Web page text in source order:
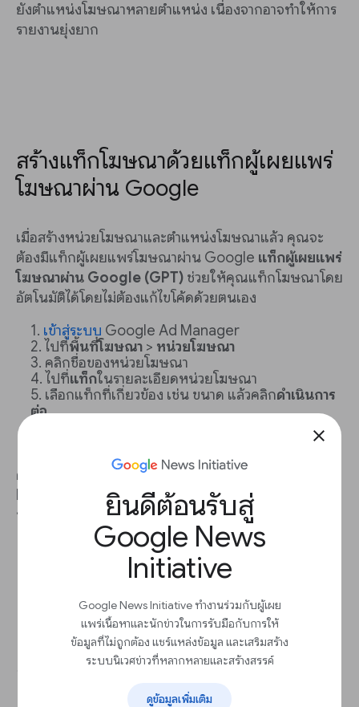
close
ยินดีต้อนรับสู่
Google News
Initiative
Google News Initiative ทำงานร่วมกับผู้เผย
แพร่เนื้อหาและนักข่าวในการรับมือกับการให้
ข้อมูลที่ไม่ถูกต้อง แชร์แหล่งข้อมูล และเสริมสร้าง
ระบบนิเวศข่าวที่หลากหลายและสร้างสรรค์
ดูข้อมูลเพิ่มเติม
ยังตำแหน่งโฆษณาหลายตำแหน่ง เนื่องจากอาจทำให้การ
รายงานยุ่งยาก
สร้างแท็กโฆษณาด้วยแท็กผู้เผยแพร่
โฆษณาผ่าน Google
เมื่อสร้างหน่วยโฆษณาและตำแหน่งโฆษณาแล้ว คุณจะ
ต้องมีแท็กผู้เผยแพร่โฆษณาผ่าน Google แท็กผู้เผยแพร่
โฆษณาผ่าน Google (GPT) ช่วยให้คุณแท็กโฆษณาโดย
อัตโนมัติได้โดยไม่ต้องแก้ไขโค้ดด้วยตนเอง
เข้าสู่ระบบ Google Ad Manager
ไปที่พื้นที่โฆษณา > หน่วยโฆษณา
คลิกชื่อของหน่วยโฆษณา
ไปที่แท็กในรายละเอียดหน่วยโฆษณา
เลือกแท็กที่เกี่ยวข้อง เช่น ขนาด แล้วคลิกดำเนินการ
ต่อ
ส่งให้นักพัฒนาซอฟต์แวร์เพื่อรวมไว้ในซอร์สโค้ด
คุณยังสร้างแท็กโฆษณาด้วยตนเองได้อีกด้วย แต่ Ad
Manager มีเครื่องมือสร้างแท็กที่ช่วยคุณหรือนักพัฒนา
ซอฟต์แวร์ในการสร้างแท็กที่เหมาะสม
เตรียมพร้อมสำหรับอนาคตที่ให้ความ
สำคัญกับความเป็นส่วนตัวเป็นอันดับ